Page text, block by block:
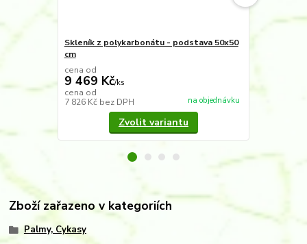
Skleník z polykarbonátu - podstava 50x50
cm
cena od
9 469 Kč/ks
cena od
7 826 Kč bez DPH na objednávku
Zvolit variantu
Zboží zařazeno v kategoriích
Palmy, Cykasy